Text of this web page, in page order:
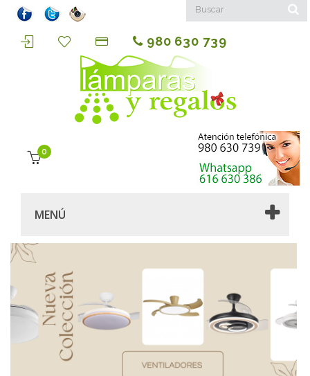
980 630 739
0
MENÚ